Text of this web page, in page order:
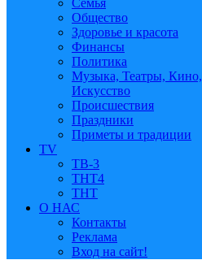
Семья
Общество
Здоровье и красота
Финансы
Политика
Музыка, Театры, Кино,
Искусство
Происшествия
Праздники
Приметы и традиции
TV
ТВ-3
ТНТ4
ТНТ
О НАС
Контакты
Реклама
Вход на сайт!